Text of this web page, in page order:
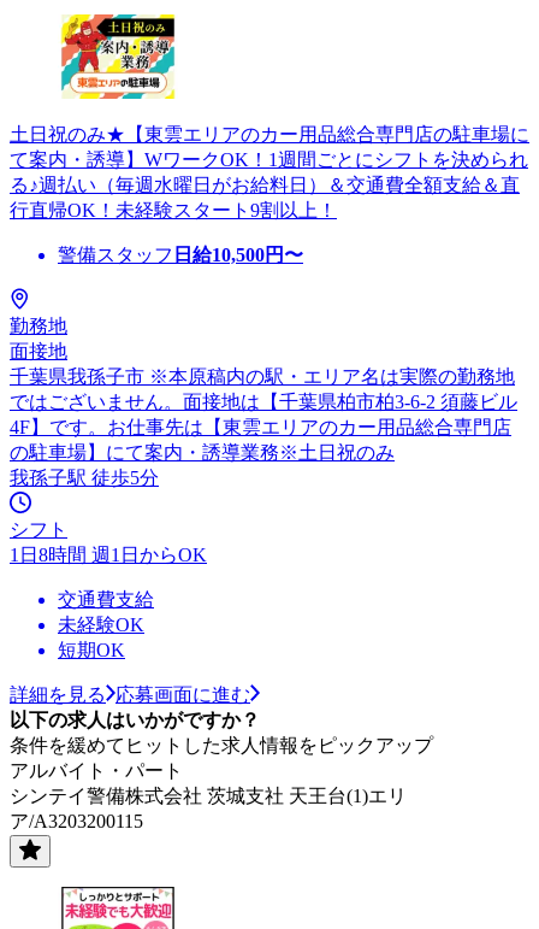
土日祝のみ★【東雲エリアのカー用品総合専門店の駐車場に
て案内・誘導】WワークOK！1週間ごとにシフトを決められ
る♪週払い（毎週水曜日がお給料日）＆交通費全額支給＆直
行直帰OK！未経験スタート9割以上！
警備スタッフ 日給10,500円〜
勤務地
面接地
千葉県我孫子市 ※本原稿内の駅・エリア名は実際の勤務地
ではございません。面接地は【千葉県柏市柏3-6-2 須藤ビル
4F】です。お仕事先は【東雲エリアのカー用品総合専門店
の駐車場】にて案内・誘導業務※土日祝のみ
我孫子駅 徒歩5分
シフト
1日8時間 週1日からOK
交通費支給
未経験OK
短期OK
詳細を見る
応募画面に進む
以下の求人はいかがですか？
条件を緩めてヒットした求人情報をピックアップ
アルバイト・パート
シンテイ警備株式会社 茨城支社 天王台(1)エリ
ア/A3203200115